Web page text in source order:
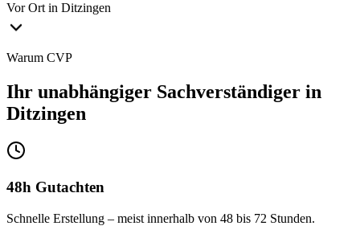
Vor Ort in Ditzingen
Warum CVP
Ihr unabhängiger Sachverständiger in
Ditzingen
48h Gutachten
Schnelle Erstellung – meist innerhalb von 48 bis 72 Stunden.